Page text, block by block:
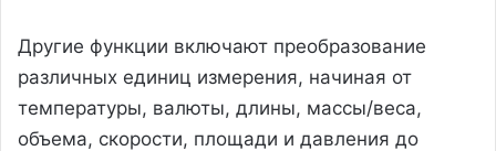
Другие функции включают преобразование
различных единиц измерения, начиная от
температуры, валюты, длины, массы/веса,
объема, скорости, площади и давления до